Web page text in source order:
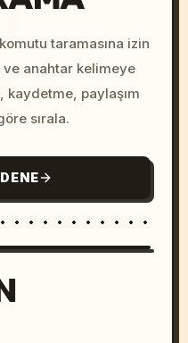
taramasına izin
ve anahtar kelimeye
paylaşım
sırala.